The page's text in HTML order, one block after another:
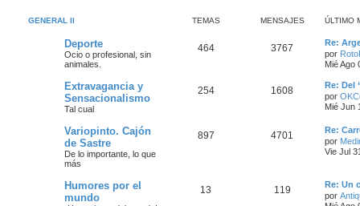
GENERAL II TEMAS MENSAJES ÚLTIMO
Deporte
Ocio o profesional, sin
animales.
464 3767
Re:
por
Mié Ago
Extravagancia y
Sensacionalismo
Tal cual
254 1608
Re: Del
por
Mié Jun
Variopinto. Cajón
de Sastre
De lo importante, lo que
más
897 4701
Re:
por
Vie Jul
Humores por el
mundo
13 119
Re: Un
por